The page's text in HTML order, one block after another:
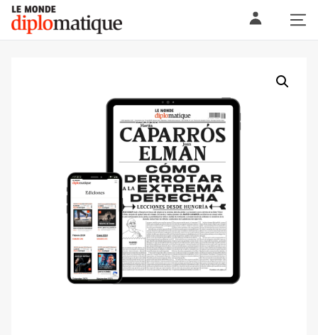
Skip
content
Le monde diplomatique